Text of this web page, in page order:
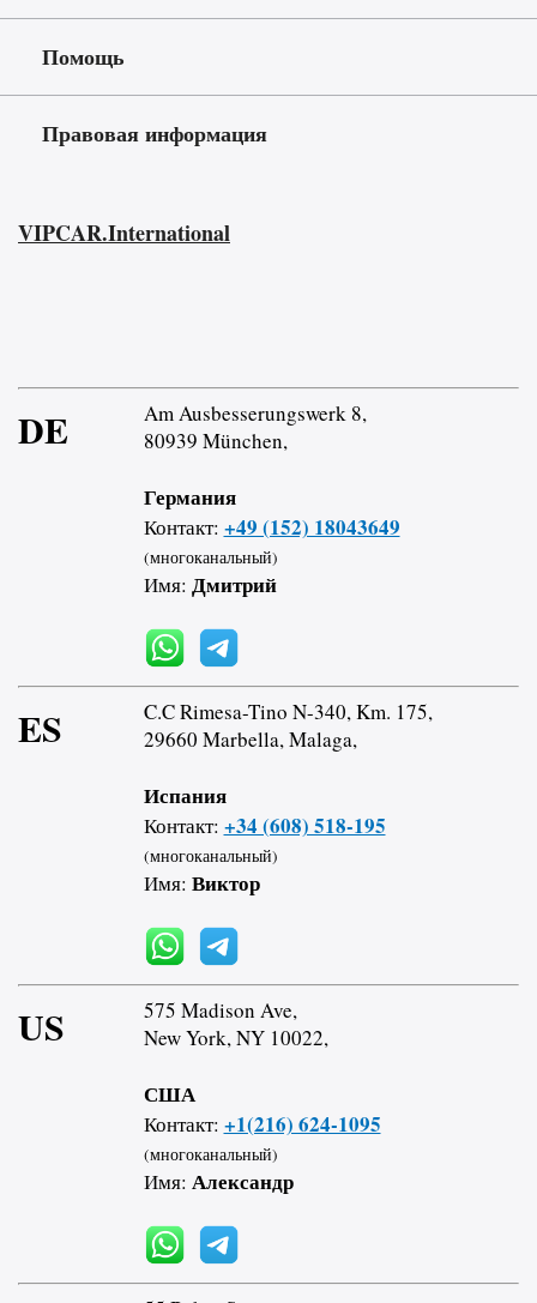
Помощь
Правовая информация
VIPCAR.International
DE
Am Ausbesserungswerk 8,
80939 München,
Германия
Контакт: +49 (152) 18043649
(многоканальный)
Имя: Дмитрий
ES
C.C Rimesa-Tino N-340, Km. 175,
29660 Marbella, Malaga,
Испания
Контакт: +34 (608) 518-195
(многоканальный)
Имя: Виктор
US
575 Madison Ave,
New York, NY 10022,
США
Контакт: +1(216) 624-1095
(многоканальный)
Имя: Александр